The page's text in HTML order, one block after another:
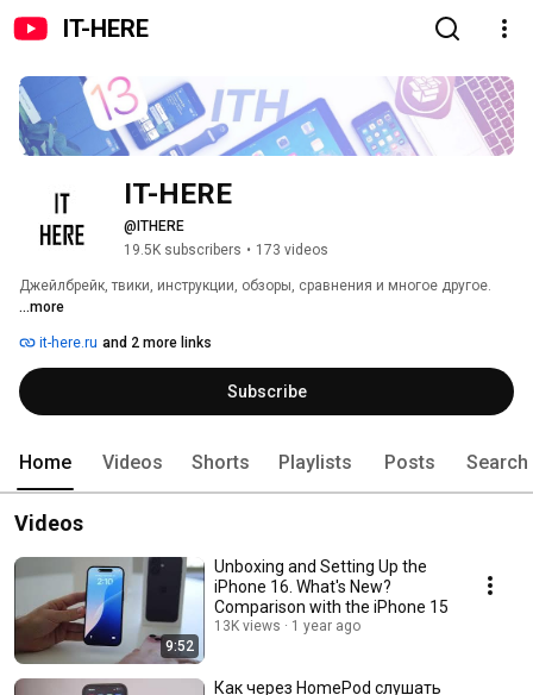
IT-HERE
IT-HERE
@ITHERE
19.5K subscribers • 173 videos
Джейлбрейк, твики, инструкции, обзоры, сравнения и многое другое.
...more
it-here.ru and 2 more links
Subscribe
Home Videos Shorts Playlists Posts Search
Videos
9:52
Unboxing and Setting Up the
iPhone 16. What's New?
Comparison with the iPhone 15
13K views 1 year ago
Как через HomePod слушать